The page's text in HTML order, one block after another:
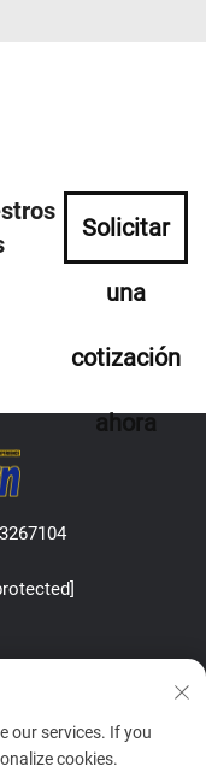
Solicitar
una
cotización
ahora
our services. If you
cookies.